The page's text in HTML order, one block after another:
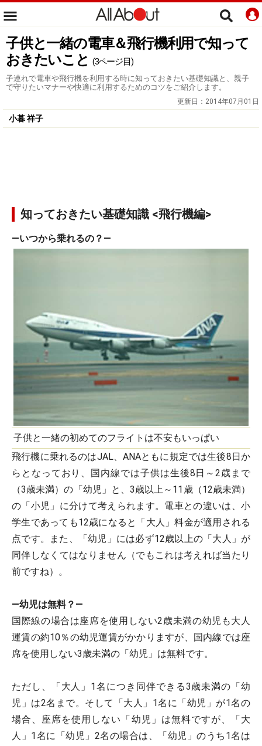
子供と一緒の電車＆飛行機利用で知って
おきたいこと (3ページ目)
子連れで電車や飛行機を利用する時に知っておきたい基礎知識と、親子
で守りたいマナーや快適に利用するためのコツをご紹介します。
更新日： 2014年07月01日
小暮 祥子
知っておきたい基礎知識 <飛行機編>
―いつから乗れるの？―
子供と一緒の初めてのフライトは不安もいっぱい
飛行機に乗れるのはJAL、ANAともに規定では生後8日か
らとなっており、国内線では子供は生後8日～2歳まで
（3歳未満）の「幼児」と、3歳以上～11歳（12歳未満）
の「小児」に分けて考えられます。電車との違いは、小
学生であっても12歳になると「大人」料金が適用される
点です。また、「幼児」には必ず12歳以上の「大人」が
同伴しなくてはなりません（でもこれは考えれば当たり
前ですね）。
―幼児は無料？―
国際線の場合は座席を使用しない2歳未満の幼児も大人
運賃の約10％の幼児運賃がかかりますが、国内線では座
席を使用しない3歳未満の「幼児」は無料です。
ただし、「大人」1名につき同伴できる3歳未満の「幼
児」は2名まで。そして「大人」1名に「幼児」が1名の
場合、座席を使用しない「幼児」は無料ですが、「大
人」1名に「幼児」2名の場合は、「幼児」のうち1名は